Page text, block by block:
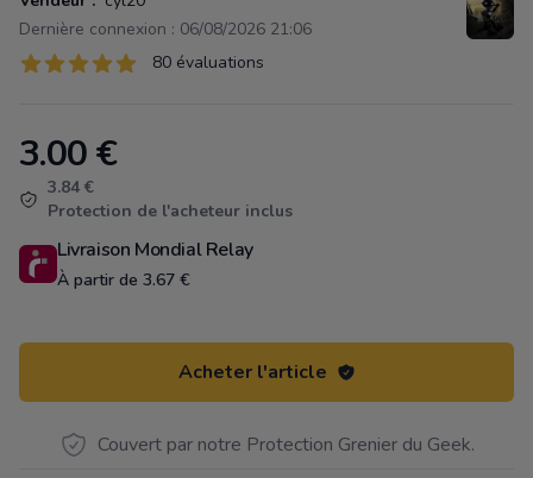
Dernière connexion : 06/08/2026 21:06
Évaluations
80 sur 5 étoiles 80 évaluations
Product information
3.00€
3.84 €
Protection de l'acheteur inclus
Livraison Mondial Relay
À partir de 3.67 €
Acheter l'article
Couvert par notre Protection Grenier du Geek.